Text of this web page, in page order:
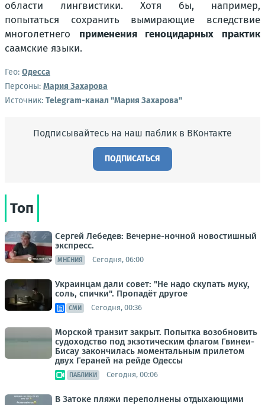
области лингвистики. Хотя бы, например,
попытаться сохранить вымирающие вследствие
многолетнего применения геноцидарных практик
саамские языки.
Гео: Одесса
Персоны: Мария Захарова
Источник: Telegram-канал "Мария Захарова"
Подписывайтесь на наш паблик в ВКонтакте
ПОДПИСАТЬСЯ
Топ
Сергей Лебедев: Вечерне-ночной новостишный
экспресс.
МНЕНИЯ Сегодня, 06:00
Украинцам дали совет: "Не надо скупать муку,
соль, спички". Пропадёт другое
СМИ Сегодня, 00:36
Морской транзит закрыт. Попытка возобновить
судоходство под экзотическим флагом Гвинеи-
Бисау закончилась моментальным прилетом
двух Гераней на рейде Одессы
ПАБЛИКИ Сегодня, 00:06
В Затоке пляжи переполнены отдыхающими